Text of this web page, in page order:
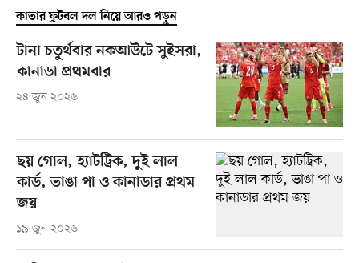
কাতার ফুটবল দল নিয়ে আরও পড়ুন
টানা চতুর্থবার নকআউটে সুইসরা,
কানাডা প্রথমবার
২৪ জুন ২০২৬
ছয় গোল, হ্যাটট্রিক, দুই লাল
কার্ড, ভাঙা পা ও কানাডার প্রথম
জয়
১৯ জুন ২০২৬